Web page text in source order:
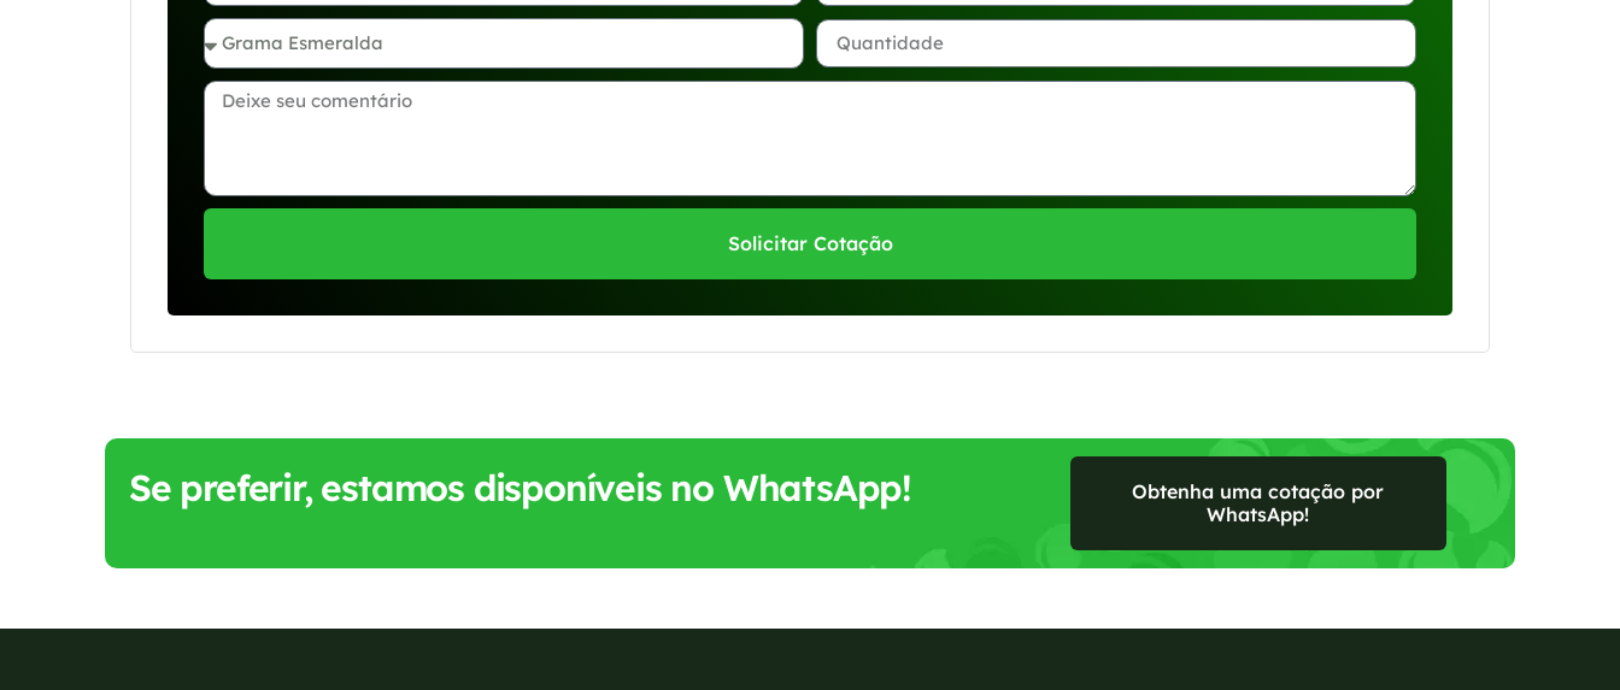
Solicitar Cotação
Se preferir, estamos disponíveis no WhatsApp!
Obtenha uma cotação por
WhatsApp!